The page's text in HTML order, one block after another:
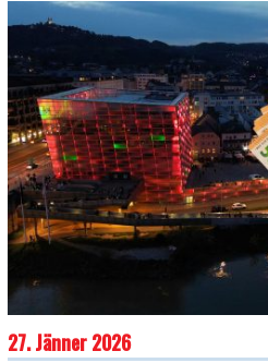
27. Jänner 2026